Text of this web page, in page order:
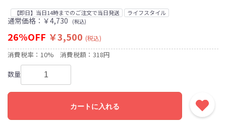
【即日】当日14時までのご注文で当日発送 ライフスタイル
通常価格：￥4,730 (税込)
26%OFF ￥3,500 (税込)
消費税率：10% 消費税額：318円
数量
カートに入れる